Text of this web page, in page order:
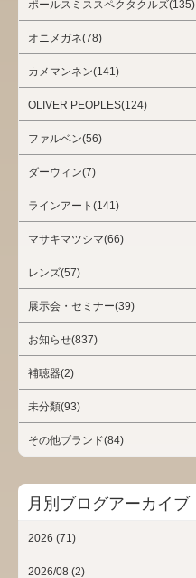
ポールスミススペクタクルズ(135)
オニメガネ(78)
カメマンネン(141)
OLIVER PEOPLES(124)
ファルベン(56)
ダーウィン(7)
ラインアート(141)
マサキマツシマ(66)
レンズ(57)
展示会・セミナー(39)
お知らせ(837)
補聴器(2)
未分類(93)
その他ブランド(84)
月別ブログアーカイブ
2026 (71)
2026/08 (2)